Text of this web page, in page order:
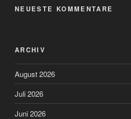
NEUESTE KOMMENTARE
ARCHIV
August 2026
Juli 2026
Juni 2026